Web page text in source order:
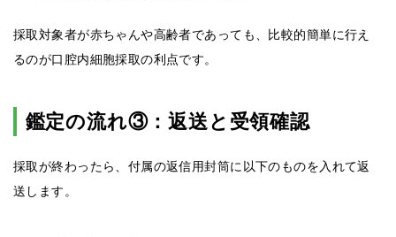
採取対象者が赤ちゃんや高齢者であっても、比較的簡単に行え
るのが口腔内細胞採取の利点です。
鑑定の流れ③：返送と受領確認
採取が終わったら、付属の返信用封筒に以下のものを入れて返
送します。